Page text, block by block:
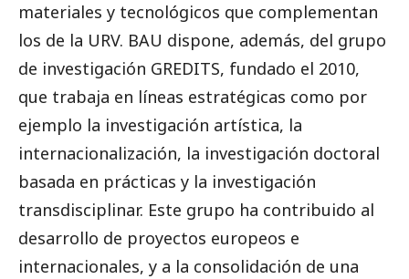
materiales y tecnológicos que complementan
los de la URV. BAU dispone, además, del grupo
de investigación GREDITS, fundado el 2010,
que trabaja en líneas estratégicas como por
ejemplo la investigación artística, la
internacionalización, la investigación doctoral
basada en prácticas y la investigación
transdisciplinar. Este grupo ha contribuido al
desarrollo de proyectos europeos e
internacionales, y a la consolidación de una